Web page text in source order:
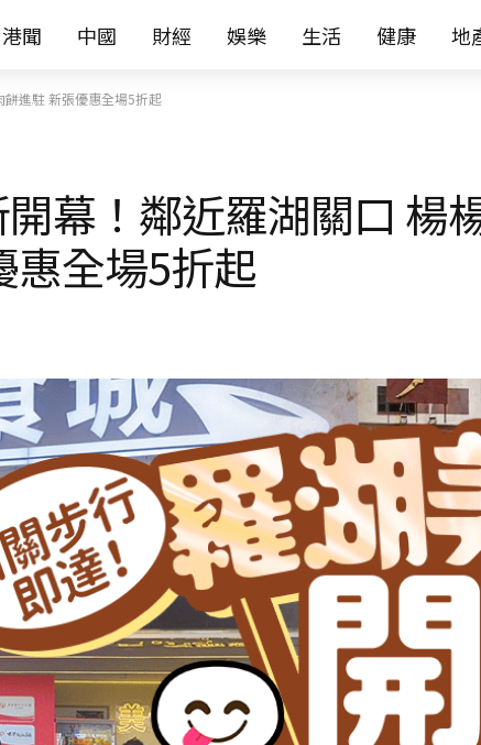
港聞 中國 財經 娛樂 生活 健康 地
進駐 新張優惠全場5折起
幕！鄰近羅湖關口 楊
惠全場5折起